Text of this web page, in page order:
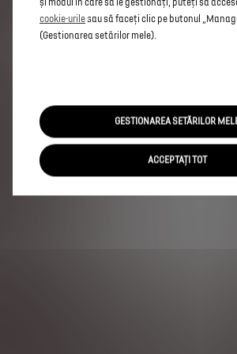
și modul în care să le gestionați, puteți să
cookie-urilesau să faceți clic pe butonul
(Gestionarea setărilor mele).
GESTIONAREA SETĂRILOR
ACCEPTAȚI TOT